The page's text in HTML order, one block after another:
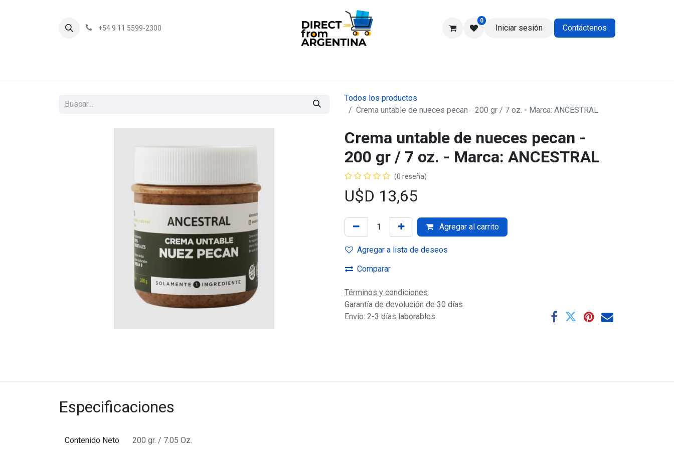
+54 9 11 5599-2300
0
Iniciar sesión Contáctenos
Todos los productos
Crema untable de nueces pecan - 200 gr / 7 oz. - Marca: ANCESTRAL
Crema untable de nueces pecan -
200 gr / 7 oz. - Marca: ANCESTRAL
(0 reseña)
U$D 13,65
Agregar al carrito
Agregar a lista de deseos
Comparar
Términos y condiciones
Garantía de devolución de 30 días
Envío: 2-3 días laborables
Especificaciones
Contenido Neto 200 gr. / 7.05 Oz.